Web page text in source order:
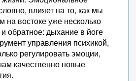
влияет на то, как мы
востоке уже несколько
обратное: дыхание в йоге
управления психикой,
регулировать эмоции,
качественно новые